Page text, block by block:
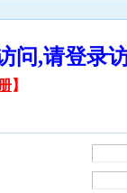
问,请登
】